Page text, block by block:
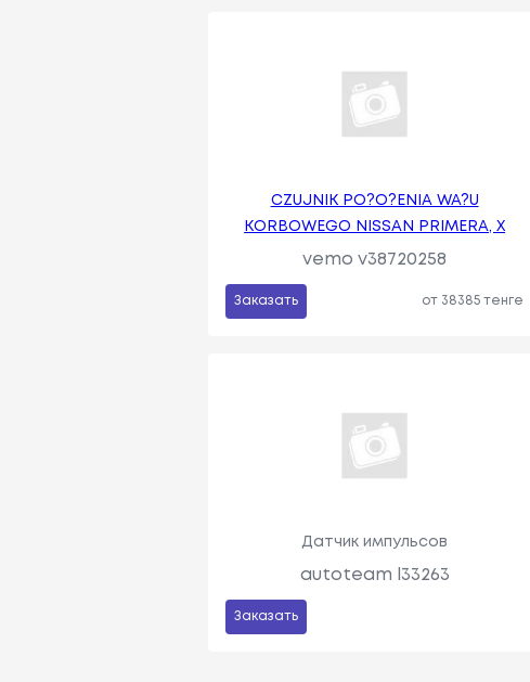
CZUJNIK PO?O?ENIA WA?U
KORBOWEGO NISSAN PRIMERA, X
vemo v38720258
Заказать от 38385 тенге
Датчик импульсов
autoteam l33263
Заказать